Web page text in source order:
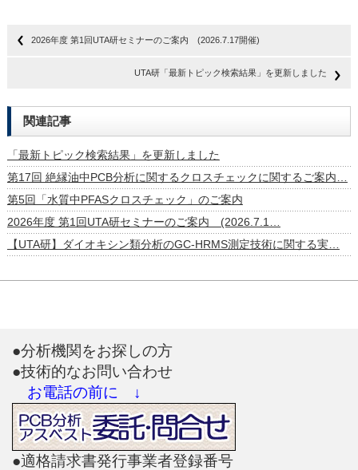
2026年度 第1回UTA研セミナーのご案内 (2026.7.17開催)
UTA研「最新トピック検索結果」を更新しました
関連記事
「最新トピック検索結果」を更新しました
第17回 絶縁油中PCB分析に関するクロスチェックに関するご案内…
第5回「水質中PFASクロスチェック」のご案内
2026年度 第1回UTA研セミナーのご案内 (2026.7.1…
【UTA研】ダイオキシン類分析のGC-HRMS測定技術に関する実…
●分析機関をお探しの方
●技術的なお問い合わせ
お電話の前に ↓
●適格請求書発行事業者登録番号